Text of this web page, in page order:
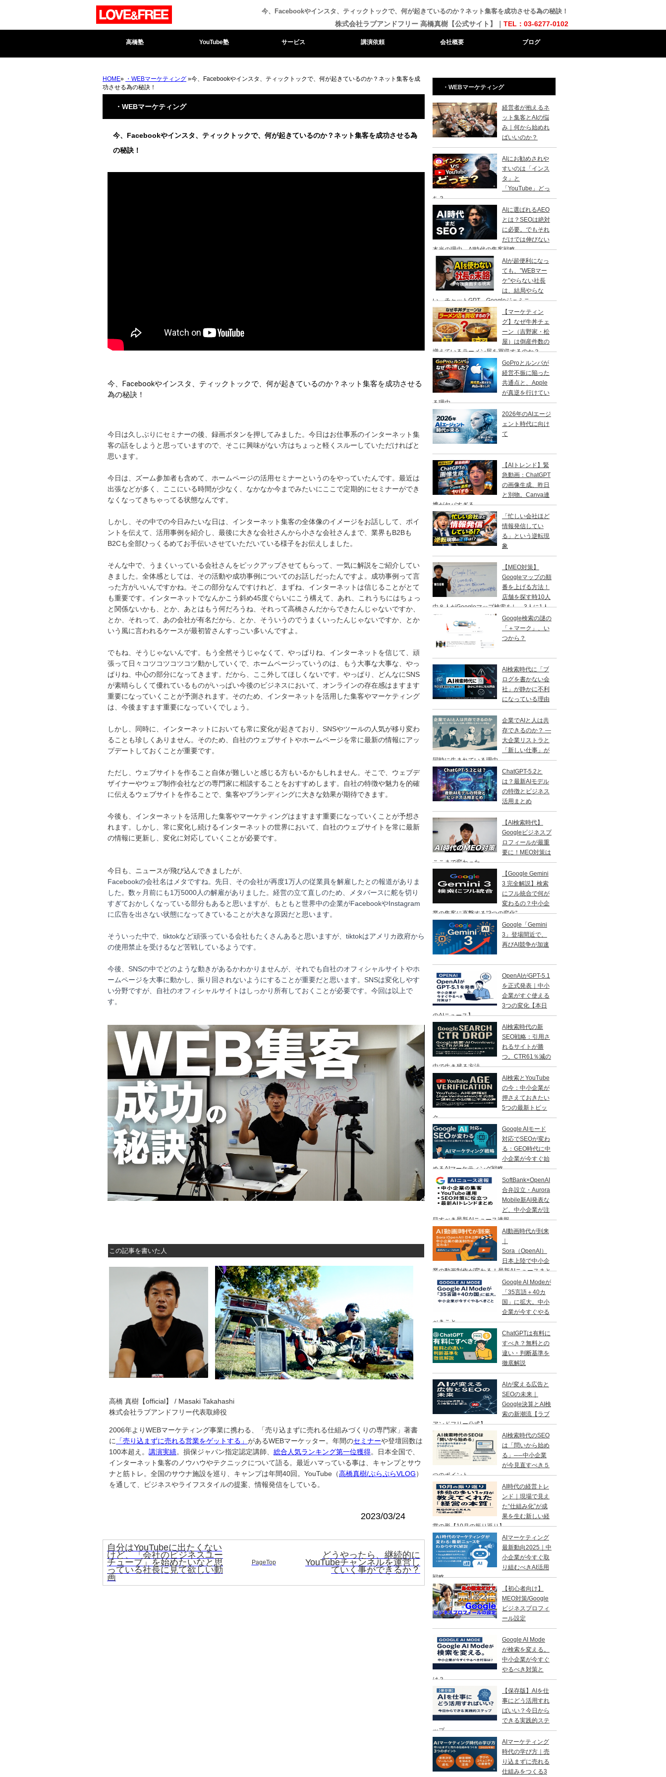
今、Facebookやインスタ、ティックトックで、何が起きているのか？ネット集客を成功させる為の秘訣！
株式会社ラブアンドフリー 高橋真樹【公式サイト】｜ TEL：03-6277-0102
高橋塾 YouTube塾 サービス 講演依頼 会社概要 ブログ
HOME» ・WEBマーケティング »今、Facebookやインスタ、ティックトックで、何が起きているのか？ネット集客を成
功させる為の秘訣！
・WEBマーケティング
今、Facebookやインスタ、ティックトックで、何が起きているのか？ネット集客を成功させる為
の秘訣！
今、Facebookやインスタ、ティックトックで、何が起きているのか？ネット集客を成功させる
為の秘訣！
今日は久しぶりにセミナーの後、録画ボタンを押してみました。今日はお仕事系のインターネット集
客の話をしようと思っていますので、そこに興味がない方はちょっと軽くスルーしていただければと
思います。
今日は、ズーム参加者も含めて、ホームページの活用セミナーというのをやっていたんです。最近は
出張などが多く、ここにいる時間が少なく、なかなか今までみたいにここで定期的にセミナーができ
なくなってきちゃってる状態なんです。
しかし、その中での今日みたいな日は、インターネット集客の全体像のイメージをお話しして、ポイ
ントを伝えて、活用事例を紹介し、最後に大きな会社さんから小さな会社さんまで、業界もB2Bも
B2Cも全部ひっくるめてお手伝いさせていただいている様子をお伝えしました。
そんな中で、うまくいっている会社さんをピックアップさせてもらって、一気に解説をご紹介してい
きました。全体感としては、その活動や成功事例についてのお話しだったんですよ。成功事例って言
った方がいいんですかね。そこの部分なんですけれど、まずね、インターネットは信じることがとて
も重要です。インターネットでなんかこう斜め45度ぐらいにこう構えて、あれ、これうちにはちょっ
と関係ないかも、とか、あとはもう何だろうね、それって高橋さんだからできたんじゃないですか、
とか、それって、あの会社が有名だから、とか、そういうのでうまくいったんじゃないですか、とか
いう風に言われるケースが最初皆さんすっごい多いんですよ。
でもね、そうじゃないんです。もう全然そうじゃなくて、やっぱりね、インターネットを信じて、頑
張って日々コツコツコツコツ動かしていくで、ホームページっていうのは、もう大事な大事な、やっ
ぱりね、中心の部分になってきます。だから、ここ外してほしくないです。やっぱり、どんなにSNS
が素晴らしくて優れているものがいっぱい今後のビジネスにおいて、オンラインの存在感はますます
重要になっていくことが予測されます。そのため、インターネットを活用した集客やマーケティング
は、今後ますます重要になっていくでしょう。
しかし、同時に、インターネットにおいても常に変化が起きており、SNSやツールの人気が移り変わ
ることも珍しくありません。そのため、自社のウェブサイトやホームページを常に最新の情報にアッ
プデートしておくことが重要です。
ただし、ウェブサイトを作ること自体が難しいと感じる方もいるかもしれません。そこで、ウェブデ
ザイナーやウェブ制作会社などの専門家に相談することをおすすめします。自社の特徴や魅力を的確
に伝えるウェブサイトを作ることで、集客やブランディングに大きな効果が期待できます。
今後も、インターネットを活用した集客やマーケティングはますます重要になっていくことが予想さ
れます。しかし、常に変化し続けるインターネットの世界において、自社のウェブサイトを常に最新
の情報に更新し、変化に対応していくことが必要です。
今日も、ニュースが飛び込んできましたが、
Facebookの会社名はメタですね。先日、その会社が再度1万人の従業員を解雇したとの報道がありま
した。数ヶ月前にも1万5000人の解雇がありました。経営の立て直しのため、メタバースに舵を切り
すぎておかしくなっている部分もあると思いますが、もともと世界中の企業がFacebookやInstagram
に広告を出さない状態になってきていることが大きな原因だと思います。
そういった中で、tiktokなど頑張っている会社もたくさんあると思いますが、tiktokはアメリカ政府から
の使用禁止を受けるなど苦戦しているようです。
今後、SNSの中でどのような動きがあるかわかりませんが、それでも自社のオフィシャルサイトやホ
ームページを大事に動かし、振り回されないようにすることが重要だと思います。SNSは変化しやす
い分野ですが、自社のオフィシャルサイトはしっかり所有しておくことが必要です。今回は以上で
す。
この記事を書いた人
高橋 真樹【official】 / Masaki Takahashi
株式会社ラブアンドフリー代表取締役
2006年よりWEBマーケティング事業に携わる、「売り込まずに売れる仕組みづくりの専門家」著書
に
「売り込まずに売れる営業をゲットする」 があるWEBマーケッター。年間のセミナーや登壇回数は
100本超え。 講演実績。損保ジャパン指定認定講師、 総合人気ランキング第一位獲得。日本全国で、
インターネット集客のノウハウやテクニックについて語る。最近ハマっている事は、キャンプとサウ
ナと筋トレ。全国のサウナ施設を巡り、キャンプは年間40回。YouTube（高橋真樹/ぷらぷらVLOG）
を通して、ビジネスやライフスタイルの提案、情報発信をしている。
2023/03/24
自分はYouTubeに出たくない
けど、「会社のビジネスユー
チューブ」を始めたいなと思
っている社長に見て欲しい動
画
PageTop
どうやったら、継続的に
YouTubeチャンネルを運営し
ていく事ができるか？
・WEBマーケティング
経営者が抱えるネ
ット集客とAIの悩
み｜何から始めれ
ばいいのか？
AIにお勧めされや
すいのは「インス
タ」と
「YouTube」どっ
ち？
AIに選ばれるAEO
とは？SEOは絶対
に必要。でもそれ
だけでは伸びない
本当の理由、AI時代の集客戦略
AIが超便利になっ
ても、”WEBマー
ケ”やらない社長
は、結局やらな
い。チャットGPT、Googleジェミニ
【マーケティン
グ】なぜ牛丼チェ
ーン（吉野家・松
屋）は倒産件数の
増えているラーメン屋を買収するのか？
GoProとルンバが
経営不振に陥った
共通点と、Apple
が真逆を行けてい
る理由
2026年のAIエージ
ェント時代に向け
て
【AIトレンド】緊
急動画：ChatGPT
の画像生成、昨日
と別物。Canva連
携がヤバすぎる
「忙しい会社ほど
情報発信してい
る」という逆転現
象
【MEO対策】
Googleマップの順
番を上げる方法！
店舗を探す時10人
中８人がGoogleマップ検索をし、3人に1人
は１日以内に来店する事を知ってますか？
Google検索の謎の
「＋マーク」、い
つから？
AI検索時代に「ブ
ログを書かない会
社」が静かに不利
になっている理由
企業でAIと人は共
存できるのか？ ―
大企業リストラと
「新しい仕事」が
同時に生まれている理由 ―
ChatGPT-5.2と
は？最新AIモデル
の特徴とビジネス
活用まとめ
【AI検索時代】
Googleビジネスプ
ロフィールが最重
要に！MEO対策は
ここまで変わった
【Google Gemini
3 完全解説】検索
にフル統合で何が
変わるの？中小企
業の集客に直撃する“3つの変化”
Google「Gemini
3」登場間近で、
再びAI競争が加速
OpenAIがGPT-5.1
を正式発表｜中小
企業がすぐ使える
3つの変化【本日
のAIニュース】
AI検索時代の新
SEO戦略：引用さ
れるサイトが勝
つ。CTR61％減の
中で生き残る方法
AI検索とYouTube
の今：中小企業が
押さえておきたい
5つの最新トピッ
ク
Google AIモード
対応でSEOが変わ
る：GEO時代に中
小企業が今すぐ始
めるAIマーケティング戦略
SoftBank×OpenAI
合弁設立・Aurora
Mobile新AI発表な
ど、中小企業が注
目すべき最新AIニュース速報
AI動画時代が到来
Sora（OpenAI）
日本上陸で中小企
業の動画制作が変わる！最新AIニュースまと
め
Google AI Modeが
「35言語＋40カ
国」に拡大。中小
企業が今すぐやる
べきこと
ChatGPTは有料に
すべき？無料との
違い・判断基準を
徹底解説
AIが変える広告と
SEOの未来｜
Google決算とAI検
索の新潮流【ラブ
アンドフリー公式】
AI検索時代のSEO
は「問いから始め
る」──中小企業
が今見直すべき５
つのポイント
AI時代の経営トレ
ンド｜現場で見え
た“仕組み化”が成
果を生む新しい経
営の形【10月の振り返り】
AIマーケティング
最新動向2025｜中
小企業が今すぐ取
り組むべきAI活用
戦略
【初心者向け】
MEO対策/Google
ビジネスプロフィ
ール設定
Google AI Mode
が検索を変える。
中小企業が今すぐ
やるべき対策と
は？
【保存版】AIを仕
事にどう活用すれ
ばいい？今日から
できる実践的ステ
ップ
AIマーケティング
時代の学び方｜売
り込まずに売れる
仕組みをつくる3